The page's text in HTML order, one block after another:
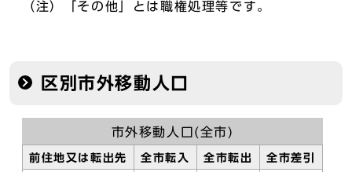
（注）「その他」とは職権処理等です。
区別市外移動人口
市外移動人口(全市)
前住地又は転出先 全市転入 全市転出 全市差引